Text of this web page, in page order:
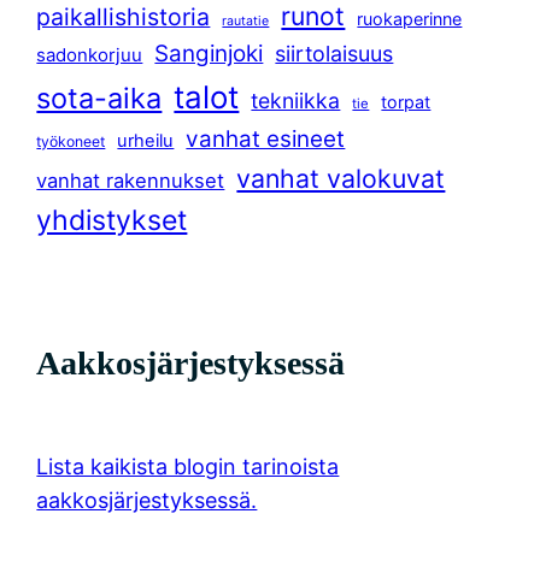
paikallishistoria rautatie runot ruokaperinne
sadonkorjuu Sanginjoki siirtolaisuus
sota-aika talot tekniikka tie torpat
työkoneet urheilu vanhat esineet
vanhat rakennukset vanhat valokuvat
yhdistykset
Aakkosjärjestyksessä
Lista kaikista blogin tarinoista
aakkosjärjestyksessä.